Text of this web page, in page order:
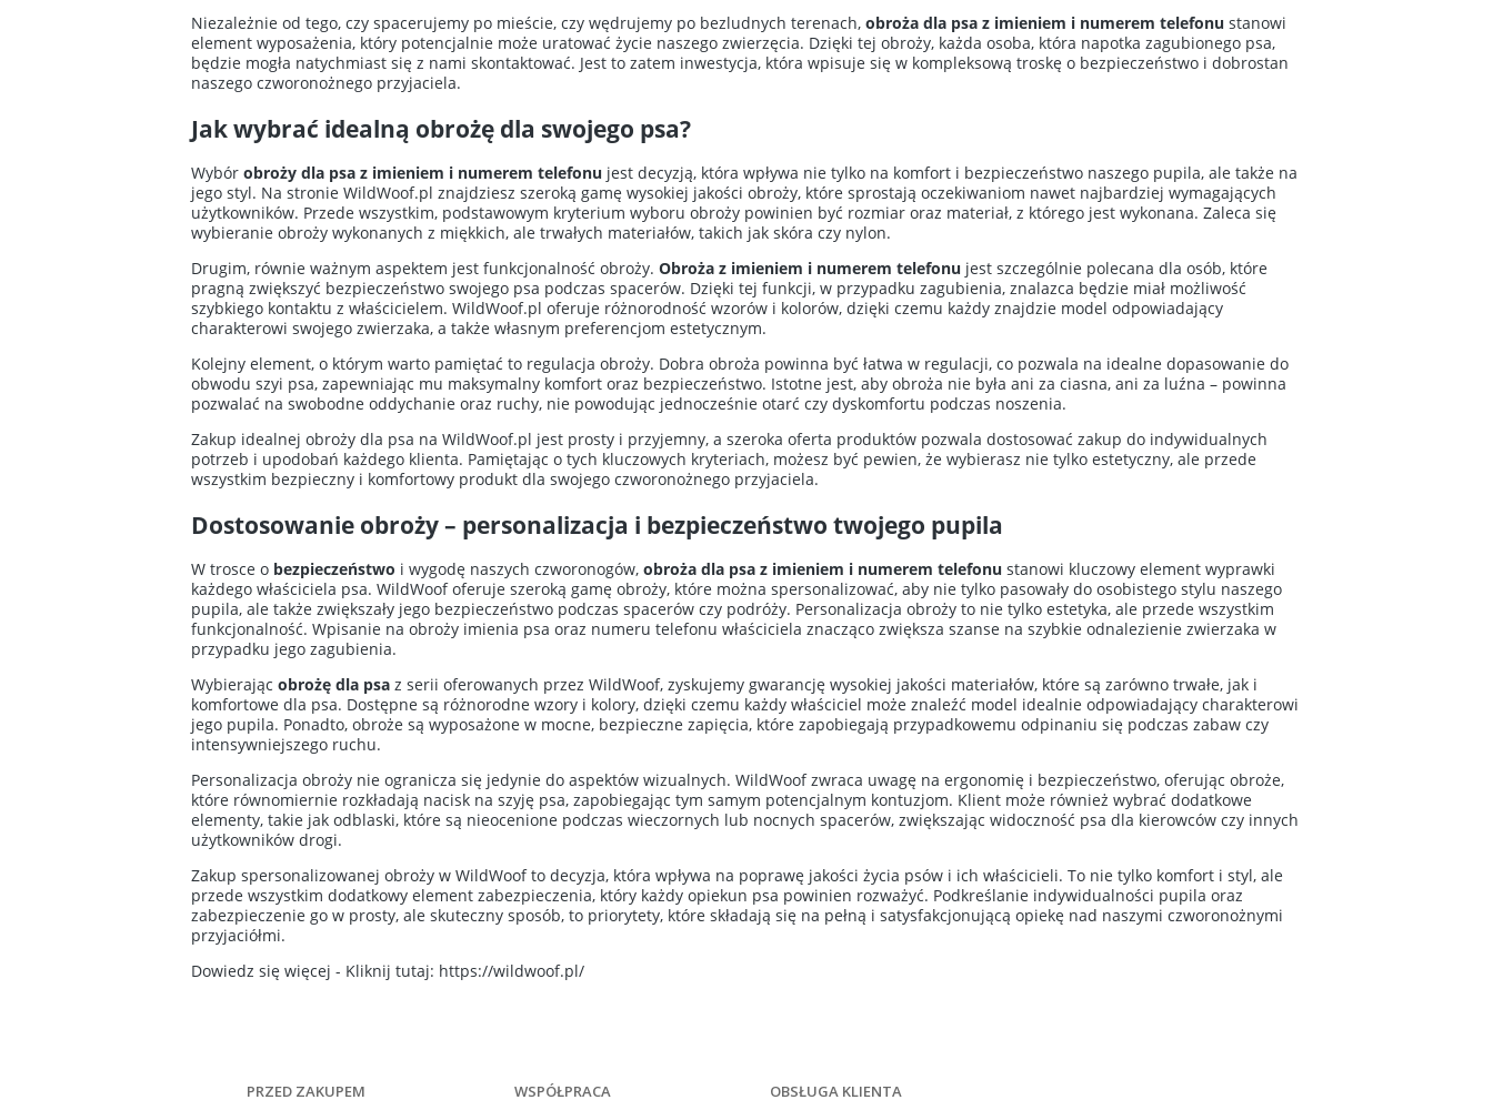
Niezależnie od tego, czy spacerujemy po mieście, czy wędrujemy po bezludnych terenach, obroża dla psa z imieniem i numerem telefonu stanowi
element wyposażenia, który potencjalnie może uratować życie naszego zwierzęcia. Dzięki tej obroży, każda osoba, która napotka zagubionego psa,
będzie mogła natychmiast się z nami skontaktować. Jest to zatem inwestycja, która wpisuje się w kompleksową troskę o bezpieczeństwo i dobrostan
naszego czworonożnego przyjaciela.
Jak wybrać idealną obrożę dla swojego psa?
Wybór obroży dla psa z imieniem i numerem telefonu jest decyzją, która wpływa nie tylko na komfort i bezpieczeństwo naszego pupila, ale także na
jego styl. Na stronie WildWoof.pl znajdziesz szeroką gamę wysokiej jakości obroży, które sprostają oczekiwaniom nawet najbardziej wymagających
użytkowników. Przede wszystkim, podstawowym kryterium wyboru obroży powinien być rozmiar oraz materiał, z którego jest wykonana. Zaleca się
wybieranie obroży wykonanych z miękkich, ale trwałych materiałów, takich jak skóra czy nylon.
Drugim, równie ważnym aspektem jest funkcjonalność obroży. Obroża z imieniem i numerem telefonu jest szczególnie polecana dla osób, które
pragną zwiększyć bezpieczeństwo swojego psa podczas spacerów. Dzięki tej funkcji, w przypadku zagubienia, znalazca będzie miał możliwość
szybkiego kontaktu z właścicielem. WildWoof.pl oferuje różnorodność wzorów i kolorów, dzięki czemu każdy znajdzie model odpowiadający
charakterowi swojego zwierzaka, a także własnym preferencjom estetycznym.
Kolejny element, o którym warto pamiętać to regulacja obroży. Dobra obroża powinna być łatwa w regulacji, co pozwala na idealne dopasowanie do
obwodu szyi psa, zapewniając mu maksymalny komfort oraz bezpieczeństwo. Istotne jest, aby obroża nie była ani za ciasna, ani za luźna – powinna
pozwalać na swobodne oddychanie oraz ruchy, nie powodując jednocześnie otarć czy dyskomfortu podczas noszenia.
Zakup idealnej obroży dla psa na WildWoof.pl jest prosty i przyjemny, a szeroka oferta produktów pozwala dostosować zakup do indywidualnych
potrzeb i upodobań każdego klienta. Pamiętając o tych kluczowych kryteriach, możesz być pewien, że wybierasz nie tylko estetyczny, ale przede
wszystkim bezpieczny i komfortowy produkt dla swojego czworonożnego przyjaciela.
Dostosowanie obroży – personalizacja i bezpieczeństwo twojego pupila
W trosce o bezpieczeństwo i wygodę naszych czworonogów, obroża dla psa z imieniem i numerem telefonu stanowi kluczowy element wyprawki
każdego właściciela psa. WildWoof oferuje szeroką gamę obroży, które można spersonalizować, aby nie tylko pasowały do osobistego stylu naszego
pupila, ale także zwiększały jego bezpieczeństwo podczas spacerów czy podróży. Personalizacja obroży to nie tylko estetyka, ale przede wszystkim
funkcjonalność. Wpisanie na obroży imienia psa oraz numeru telefonu właściciela znacząco zwiększa szanse na szybkie odnalezienie zwierzaka w
przypadku jego zagubienia.
Wybierając obrożę dla psa z serii oferowanych przez WildWoof, zyskujemy gwarancję wysokiej jakości materiałów, które są zarówno trwałe, jak i
komfortowe dla psa. Dostępne są różnorodne wzory i kolory, dzięki czemu każdy właściciel może znaleźć model idealnie odpowiadający charakterowi
jego pupila. Ponadto, obroże są wyposażone w mocne, bezpieczne zapięcia, które zapobiegają przypadkowemu odpinaniu się podczas zabaw czy
intensywniejszego ruchu.
Personalizacja obroży nie ogranicza się jedynie do aspektów wizualnych. WildWoof zwraca uwagę na ergonomię i bezpieczeństwo, oferując obroże,
które równomiernie rozkładają nacisk na szyję psa, zapobiegając tym samym potencjalnym kontuzjom. Klient może również wybrać dodatkowe
elementy, takie jak odblaski, które są nieocenione podczas wieczornych lub nocnych spacerów, zwiększając widoczność psa dla kierowców czy innych
użytkowników drogi.
Zakup spersonalizowanej obroży w WildWoof to decyzja, która wpływa na poprawę jakości życia psów i ich właścicieli. To nie tylko komfort i styl, ale
przede wszystkim dodatkowy element zabezpieczenia, który każdy opiekun psa powinien rozważyć. Podkreślanie indywidualności pupila oraz
zabezpieczenie go w prosty, ale skuteczny sposób, to priorytety, które składają się na pełną i satysfakcjonującą opiekę nad naszymi czworonożnymi
przyjaciółmi.
Dowiedz się więcej - Kliknij tutaj: https://wildwoof.pl/
PRZED ZAKUPEM WSPÓŁPRACA OBSŁUGA KLIENTA